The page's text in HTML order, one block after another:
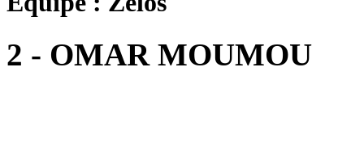
2 - OMAR MOUMOU